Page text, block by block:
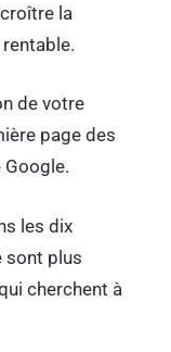
la
de votre
page des
les dix
sont plus
cherchent à